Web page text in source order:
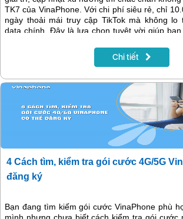
TK7 của VinaPhone. Với chi phí siêu rẻ, chỉ
ngày thoải mái truy cập TikTok mà không lo
data chính. Đây là lựa chọn tuyệt vời giúp
Chi tiết
4 Cách tìm, kiểm tra gói cước 4G/5G
đăng ký
Bạn đang tìm kiếm gói cước VinaPhone phù